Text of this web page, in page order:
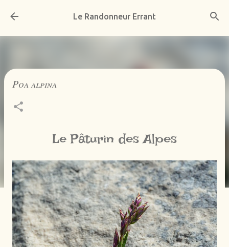
Accéder au contenu principal
Le Randonneur Errant
Poa alpina
Le Pâturin des Alpes